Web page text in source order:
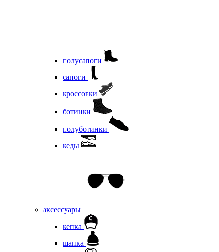
полусапоги
сапоги
кроссовки
ботинки
полуботинки
кеды
аксессуары
кепка
шапка